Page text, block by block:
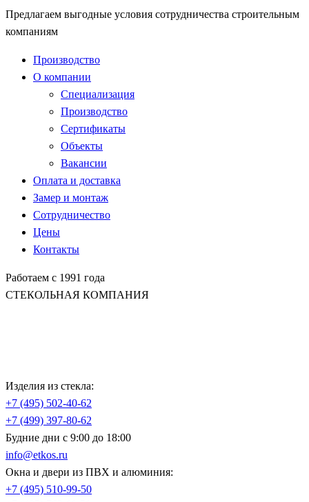
Предлагаем выгодные условия сотрудничества строительным
компаниям
Производство
О компании
Специализация
Производство
Сертификаты
Объекты
Вакансии
Оплата и доставка
Замер и монтаж
Сотрудничество
Цены
Контакты
Работаем с 1991 года
СТЕКОЛЬНАЯ КОМПАНИЯ
Изделия из стекла:
+7 (495) 502-40-62
+7 (499) 397-80-62
Будние дни с 9:00 до 18:00
info@etkos.ru
Окна и двери из ПВХ и алюминия:
+7 (495) 510-99-50